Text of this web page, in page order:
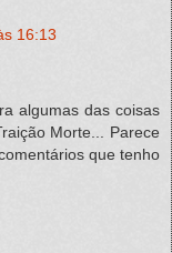
16:13
algumas das coisas
Morte... Parece
que tenho